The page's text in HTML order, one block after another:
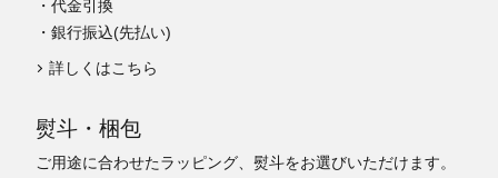
・代金引換
・銀行振込(先払い)
詳しくはこちら
熨斗・梱包
ご用途に合わせたラッピング、熨斗をお選びいただけます。